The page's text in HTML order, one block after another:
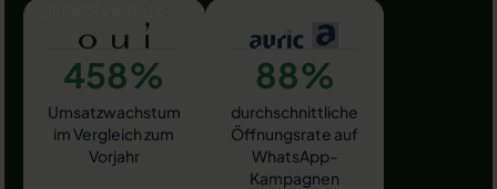
458%
Umsatzwachstum
im Vergleich zum
Vorjahr
88%
durchschnittliche
Öffnungsrate auf
WhatsApp-
Kampagnen